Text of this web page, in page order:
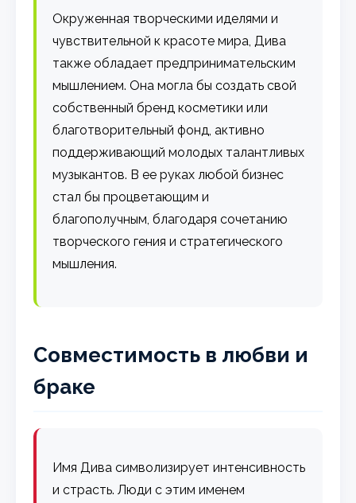
Окруженная творческими иделями и
чувствительной к красоте мира, Дива
также обладает предпринимательским
мышлением. Она могла бы создать свой
собственный бренд косметики или
благотворительный фонд, активно
поддерживающий молодых талантливых
музыкантов. В ее руках любой бизнес
стал бы процветающим и
благополучным, благодаря сочетанию
творческого гения и стратегического
мышления.
Совместимость в любви и
браке
Имя Дива символизирует интенсивность
и страсть. Люди с этим именем